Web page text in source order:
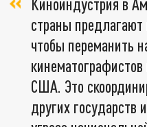
страны
чтобы переманить
США. Это
других государств